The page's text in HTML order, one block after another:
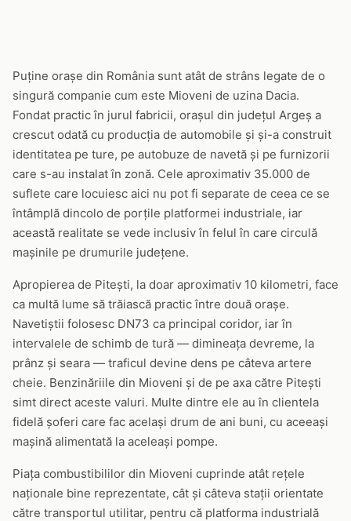
Puține orașe din România sunt atât de strâns legate de o
singură companie cum este Mioveni de uzina Dacia.
Fondat practic în jurul fabricii, orașul din județul Argeș a
crescut odată cu producția de automobile și și-a construit
identitatea pe ture, pe autobuze de navetă și pe furnizorii
care s-au instalat în zonă. Cele aproximativ 35.000 de
suflete care locuiesc aici nu pot fi separate de ceea ce se
întâmplă dincolo de porțile platformei industriale, iar
această realitate se vede inclusiv în felul în care circulă
mașinile pe drumurile județene.
Apropierea de Pitești, la doar aproximativ 10 kilometri, face
ca multă lume să trăiască practic între două orașe.
Navetiștii folosesc DN73 ca principal coridor, iar în
intervalele de schimb de tură — dimineața devreme, la
prânz și seara — traficul devine dens pe câteva artere
cheie. Benzinăriile din Mioveni și de pe axa către Pitești
simt direct aceste valuri. Multe dintre ele au în clientela
fidelă șoferi care fac același drum de ani buni, cu aceeași
mașină alimentată la aceleași pompe.
Piața combustibililor din Mioveni cuprinde atât rețele
naționale bine reprezentate, cât și câteva stații orientate
către transportul utilitar, pentru că platforma industrială